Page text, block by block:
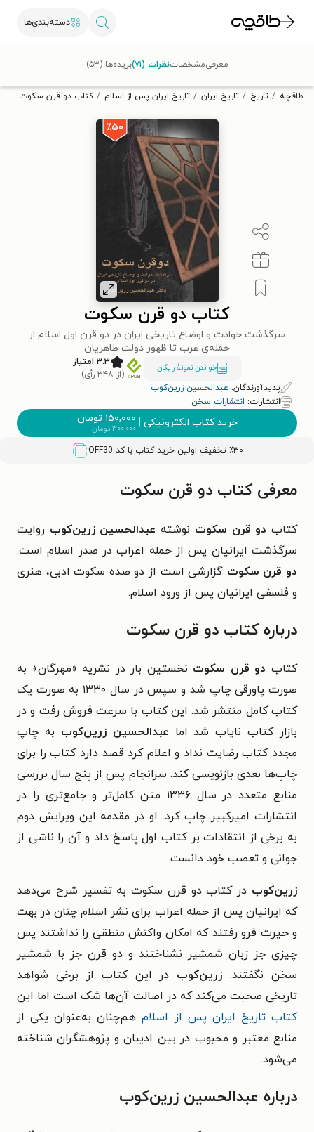
دسته‌بندی‌ها
تخفیف از طاقچه دریافت کن.
طاقچه تاریخ تاریخ ایران تاریخ ایران پس از اسلام کتاب دو قرن سکوت
٪۵۰
کتاب دو قرن سکوت
سرگذشت حوادث و اوضاع تاریخی ایران در دو قرن اول اسلام از
حمله‌ی عرب تا ظهور دولت طاهریان
خواندن نمونۀ رایگان
۳.۳ امتیاز
(از ۳۴۸ رأی)
پدیدآورندگان: عبدالحسین زرین‌کوب
انتشارات: انتشارات سخن
خرید کتاب الکترونیکی | ۱۵۰,۰۰۰ تومان
۳۰۰,۰۰۰تومان
٪۳۰ تخفیف اولین خرید کتاب با کد OFF30
معرفیمشخصاتنظرات (۷۱) بریده‌ها (۵۳)
معرفی کتاب دو قرن سکوت
کتاب دو قرن سکوت نوشته عبدالحسین زرین‌کوب روایت
سرگذشت ایرانیان پس از حمله اعراب در صدر اسلام است.
دو قرن سکوت گزارشی است از دو صده سکوت ادبی، هنری
و فلسفی ایرانیان پس از ورود اسلام.
درباره کتاب دو قرن سکوت
کتاب دو قرن سکوت نخستین بار در نشریه «مهرگان» به
صورت پاورقی چاپ شد و سپس در سال ۱۳۳۰ به صورت یک
کتاب کامل منتشر شد. این کتاب با سرعت فروش رفت و در
بازار کتاب نایاب شد اما عبدالحسین زرین‌کوب به چاپ
مجدد کتاب رضایت نداد و اعلام کرد قصد دارد کتاب را برای
چاپ‌ها بعدی بازنویسی کند. سرانجام پس از پنج سال بررسی
منابع متعدد در سال ۱۳۳۶ متن کامل‌تر و جامع‌تری را در
انتشارات امیرکبیر چاپ کرد. او در مقدمه این ویرایش دوم
به برخی از انتقادات بر کتاب اول پاسخ داد و آن را ناشی از
جوانی و تعصب خود دانست.
زرین‌کوب در کتاب دو قرن سکوت به تفسیر شرح می‌دهد
که ایرانیان پس از حمله اعراب برای نشر اسلام چنان در بهت
و حیرت فرو رفتند که امکان واکنش منطقی را نداشتند پس
چیزی جز زبان شمشیر نشناختند و دو قرن جز با شمشیر
سخن نگفتند. زرین‌کوب در این کتاب از برخی شواهد
تاریخی صحبت می‌کند که در اصالت آن‌ها شک است اما این
کتاب تاریخ ایران پس از اسلامهم‌چنان به‌عنوان یکی از
منابع معتبر و محبوب در بین ادیبان و پژوهشگران شناخته
می‌شود.
درباره عبدالحسین زرین‌کوب